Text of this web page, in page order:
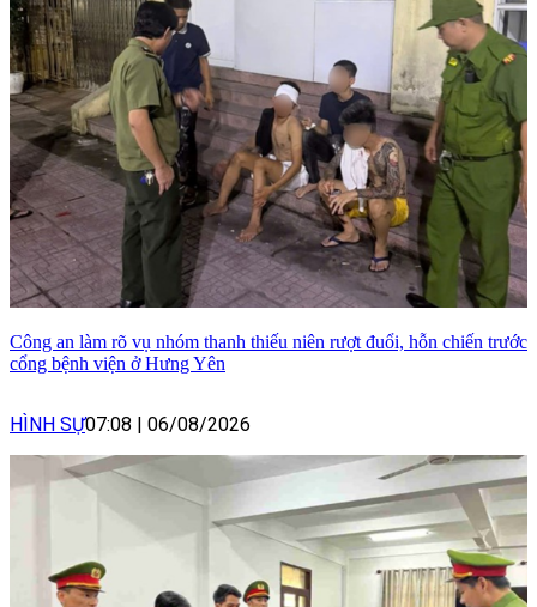
Công an làm rõ vụ nhóm thanh thiếu niên rượt đuổi, hỗn chiến trước
cổng bệnh viện ở Hưng Yên
HÌNH SỰ07:08 06/08/2026